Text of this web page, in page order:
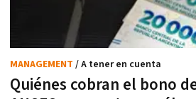
Quiénes cobran el bono
MANAGEMENT / A tener en cuenta